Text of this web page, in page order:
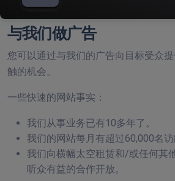
与我们做广告
您可以通过与我们的广告向目标受众
触的机会。
一些快速的网站事实：
我们从事业务已有10多年了。
我们的网站每月有超过60,000名访
我们向横幅太空租赁和/或任何其
听众有益的合作开放。